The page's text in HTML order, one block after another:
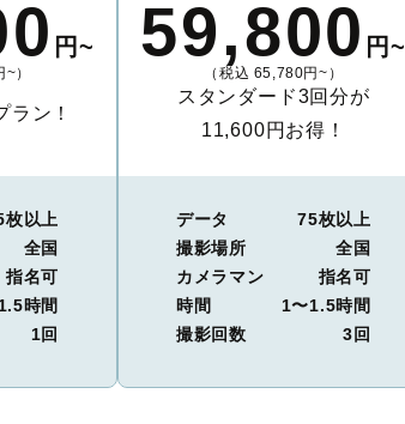
円~
）
ラン！
枚以上
全国
指名可
時間
1回
59,800 円~
（税込 65,780円~）
スタンダード3回分が
11,600円お得！
データ
75枚以上
撮影場所
全国
カメラマン
指名可
時間
1〜1.5時間
撮影回数
3回